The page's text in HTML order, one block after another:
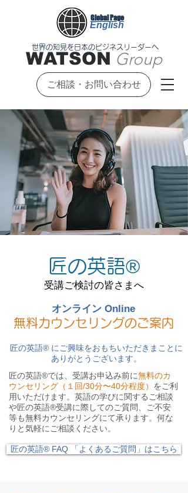
世界の知見を日本のビジネスリーダーへ
WATSON Group
Global Page
English
ご相談・お問い合わせ
匠の英語®︎
受講ご検討の皆さまへ
オンライン Online
無料カウンセリングのご案内
匠の英語®︎ にご興味をおもちいただきまことに
ありがとうございます。
匠の英語®︎では、受講お申込み前に無料のカ
ウンセリング（１回/30分〜40分程度） をご利
用いただけます。英語の学びに関するご相談
や匠の英語®︎受講に際してのご質問、ご不安
等も無料カウンセリングにて承ります。何な
りと気軽にご相談ください。
匠の英語®︎ FAQ 「よくあるご質問」はこちら